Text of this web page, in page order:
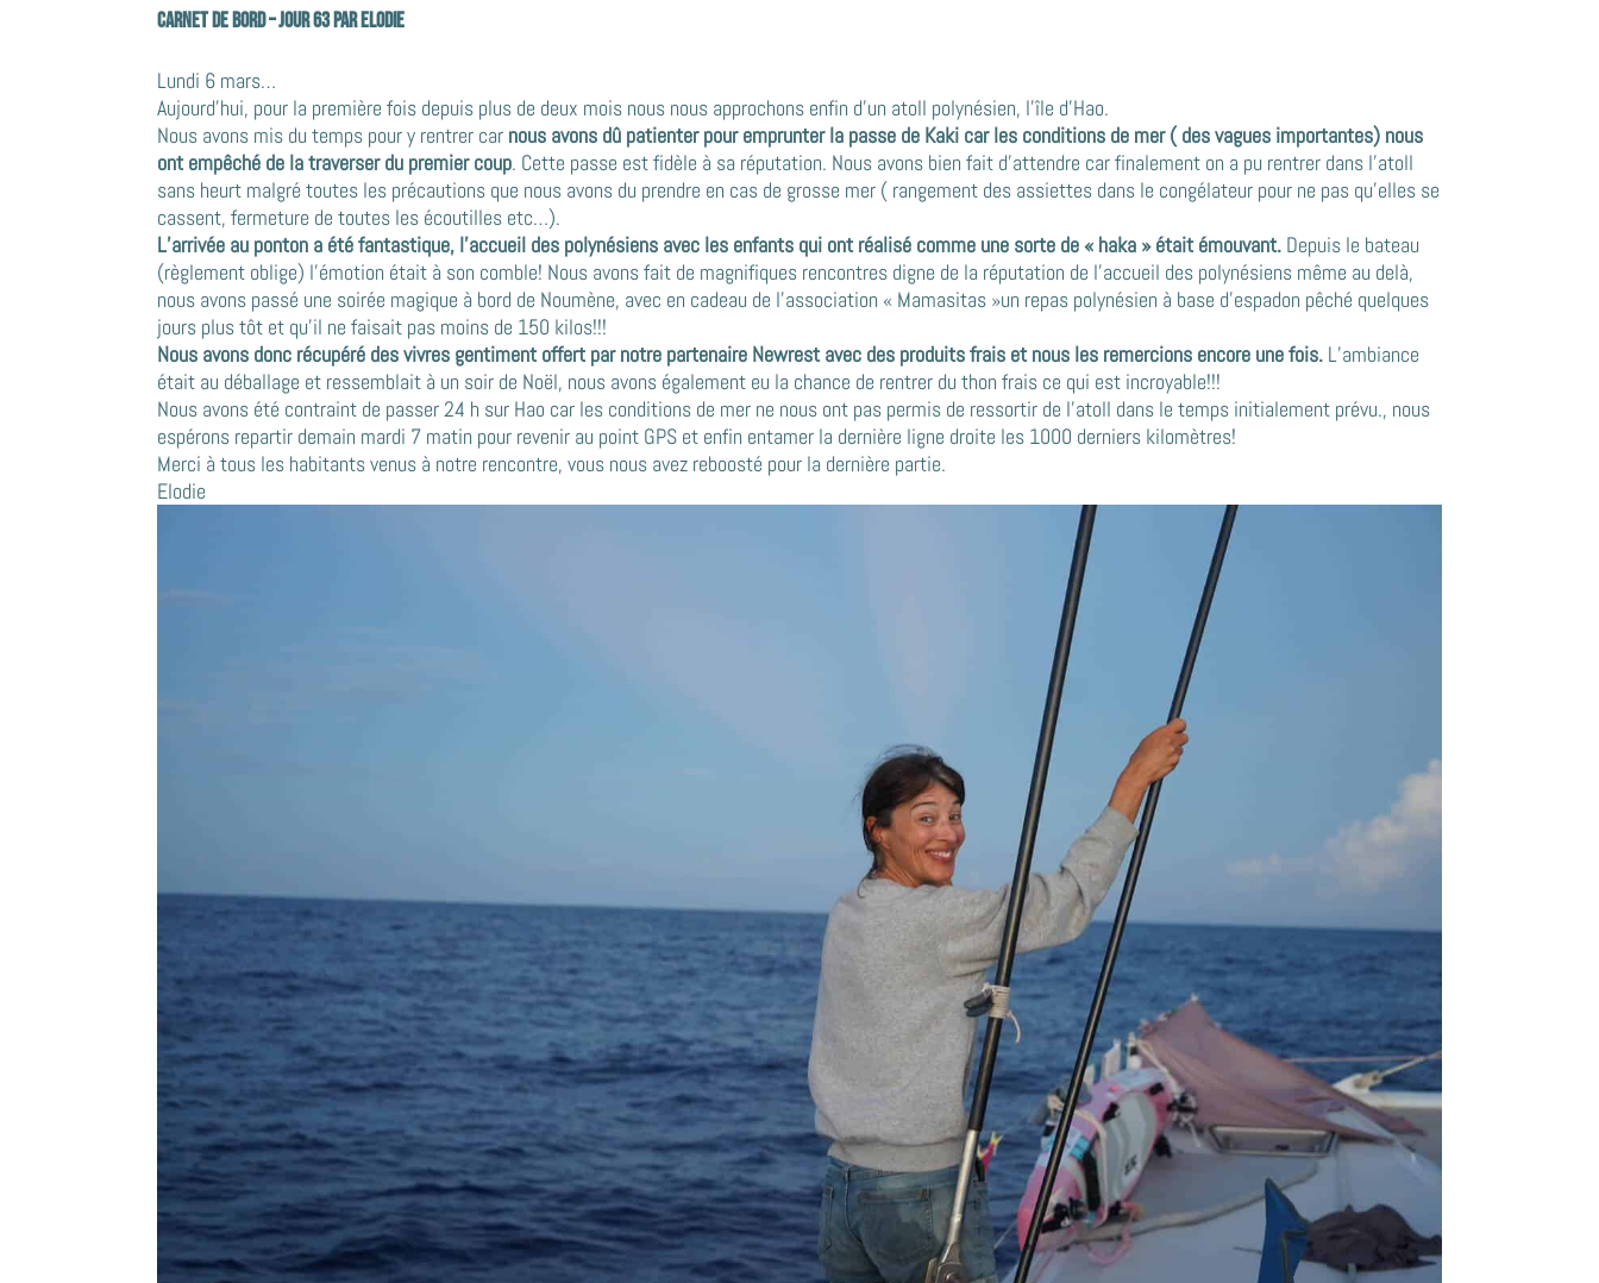
Carnet de bord – jour 63 par ELODIE
Lundi 6 mars…
Aujourd’hui, pour la première fois depuis plus de deux mois nous nous approchons enfin d’un atoll polynésien, l’île d’Hao.
Nous avons mis du temps pour y rentrer car nous avons dû patienter pour emprunter la passe de Kaki car les conditions de mer ( des vagues importantes) nous
ont empêché de la traverser du premier coup. Cette passe est fidèle à sa réputation. Nous avons bien fait d’attendre car finalement on a pu rentrer dans l’atoll
sans heurt malgré toutes les précautions que nous avons du prendre en cas de grosse mer ( rangement des assiettes dans le congélateur pour ne pas qu’elles se
cassent, fermeture de toutes les écoutilles etc…).
L’arrivée au ponton a été fantastique, l’accueil des polynésiens avec les enfants qui ont réalisé comme une sorte de « haka » était émouvant. Depuis le bateau
(règlement oblige) l’émotion était à son comble! Nous avons fait de magnifiques rencontres digne de la réputation de l’accueil des polynésiens même au delà,
nous avons passé une soirée magique à bord de Noumène, avec en cadeau de l’association « Mamasitas »un repas polynésien à base d’espadon pêché quelques
jours plus tôt et qu’il ne faisait pas moins de 150 kilos!!!
Nous avons donc récupéré des vivres gentiment offert par notre partenaire Newrest avec des produits frais et nous les remercions encore une fois. L’ambiance
était au déballage et ressemblait à un soir de Noël, nous avons également eu la chance de rentrer du thon frais ce qui est incroyable!!!
Nous avons été contraint de passer 24 h sur Hao car les conditions de mer ne nous ont pas permis de ressortir de l’atoll dans le temps initialement prévu., nous
espérons repartir demain mardi 7 matin pour revenir au point GPS et enfin entamer la dernière ligne droite les 1000 derniers kilomètres!
Merci à tous les habitants venus à notre rencontre, vous nous avez reboosté pour la dernière partie.
Elodie